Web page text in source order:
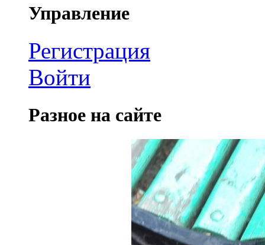
Управление
Регистрация
Войти
Разное на сайте